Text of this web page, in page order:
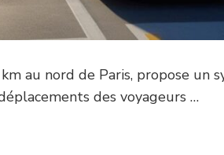
au nord de Paris, propose un
des voyageurs …